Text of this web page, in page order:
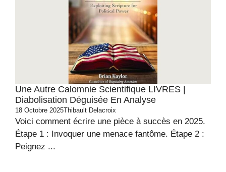
Une Autre Calomnie Scientifique LIVRES |
Diabolisation Déguisée En Analyse
18 Octobre 2025Thibault Delacroix
Voici comment écrire une pièce à succès en 2025.
Étape 1 : Invoquer une menace fantôme. Étape 2 :
Peignez ...